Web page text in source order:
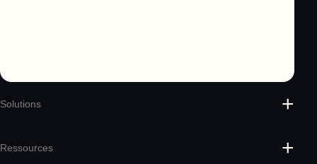
Solutions
Sikker
Cyber Coach
Ressources